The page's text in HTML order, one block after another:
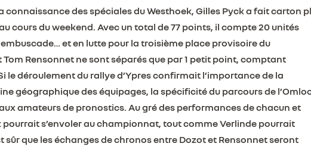
des spéciales du Westhoek, Gilles Pyck a fait carton
cours du weekend. Avec un total de 77 points, il compte 20 unités
embuscade… et en lutte pour la troisième place provisoire du
Rensonnet ne sont séparés que par 1 petit point, comptant
le déroulement du rallye d’Ypres confirmait l’importance de la
géographique des équipages, la spécificité du parcours de
amateurs de pronostics. Au gré des performances de chacun et
pourrait s’envoler au championnat, tout comme Verlinde pourrait
sûr que les échanges de chronos entre Dozot et Rensonnet seront